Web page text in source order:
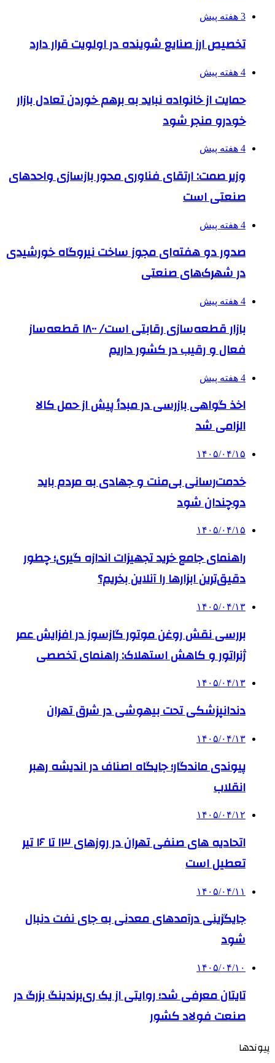
3 هفته پیش
تخصیص ارز صنایع شوینده در اولویت قرار دارد
4 هفته پیش
حمایت از خانواده نباید به برهم خوردن تعادل بازار
خودرو منجر شود
4 هفته پیش
وزیر صمت: ارتقای فناوری محور بازسازی واحدهای
صنعتی است
4 هفته پیش
صدور دو هفته‌ای مجوز ساخت نیروگاه خورشیدی
در شهرک‌های صنعتی
4 هفته پیش
بازار قطعه‌سازی رقابتی است/ ۱۸۰۰ قطعه‌ساز
فعال و رقیب در کشور داریم
4 هفته پیش
اخذ گواهی بازرسی در مبدأ پیش از حمل کالا
الزامی شد
۱۴۰۵/۰۴/۱۵
خدمت‌رسانی بی‌منت و جهادی به مردم باید
دوچندان شود
۱۴۰۵/۰۴/۱۵
راهنمای جامع خرید تجهیزات اندازه گیری؛ چطور
دقیق‌ترین ابزارها را آنلاین بخریم؟
۱۴۰۵/۰۴/۱۳
بررسی نقش روغن موتور گازسوز در افزایش عمر
ژنراتور و کاهش استهلاک: راهنمای تخصصی
۱۴۰۵/۰۴/۱۳
دندانپزشکی تحت بیهوشی در شرق تهران
۱۴۰۵/۰۴/۱۳
پیوندی ماندگار؛ جایگاه اصناف در اندیشه رهبر
انقلاب
۱۴۰۵/۰۴/۱۲
اتحادیه های صنفی تهران در روزهای ۱۳ تا ۱۶ تیر
تعطیل است
۱۴۰۵/۰۴/۱۱
جایگزینی درآمدهای معدنی به جای نفت دنبال
شود
۱۴۰۵/۰۴/۱۰
تایتان معرفی شد؛ روایتی از یک ری‌برندینگ بزرگ در
صنعت فولاد کشور
پیوندها